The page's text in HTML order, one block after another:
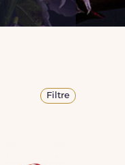
Filtre